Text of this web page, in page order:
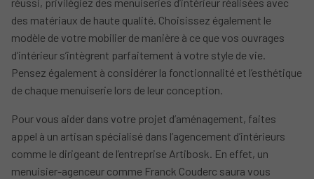
des matériaux de haute qualité. Choisissez également le
modèle de votre mobilier de manière à ce que vos ouvrages
d’intérieur s’intègrent parfaitement à votre style de vie.
Pensez également à considérer la fonctionnalité et l’esthétique
de chaque menuiserie lors de leur conception.
Pour vous aider dans votre projet d’aménagement, faites
appel à un artisan spécialisé dans l’agencement d’intérieurs
comme le dirigeant de l’entreprise Artibosk. En effet, un
menuisier-agenceur comme Franck Couderc saura vous